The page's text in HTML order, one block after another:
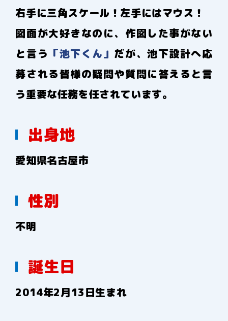
右手に三角スケール！左手にはマウス！
図面が大好きなのに、作図した事がない
と言う 「池下くん」 だが、池下設計へ応
募される皆様の疑問や質問に答えると言
う重要な任務を任されています。
出身地
愛知県名古屋市
性別
不明
誕生日
2014年2月13日生まれ